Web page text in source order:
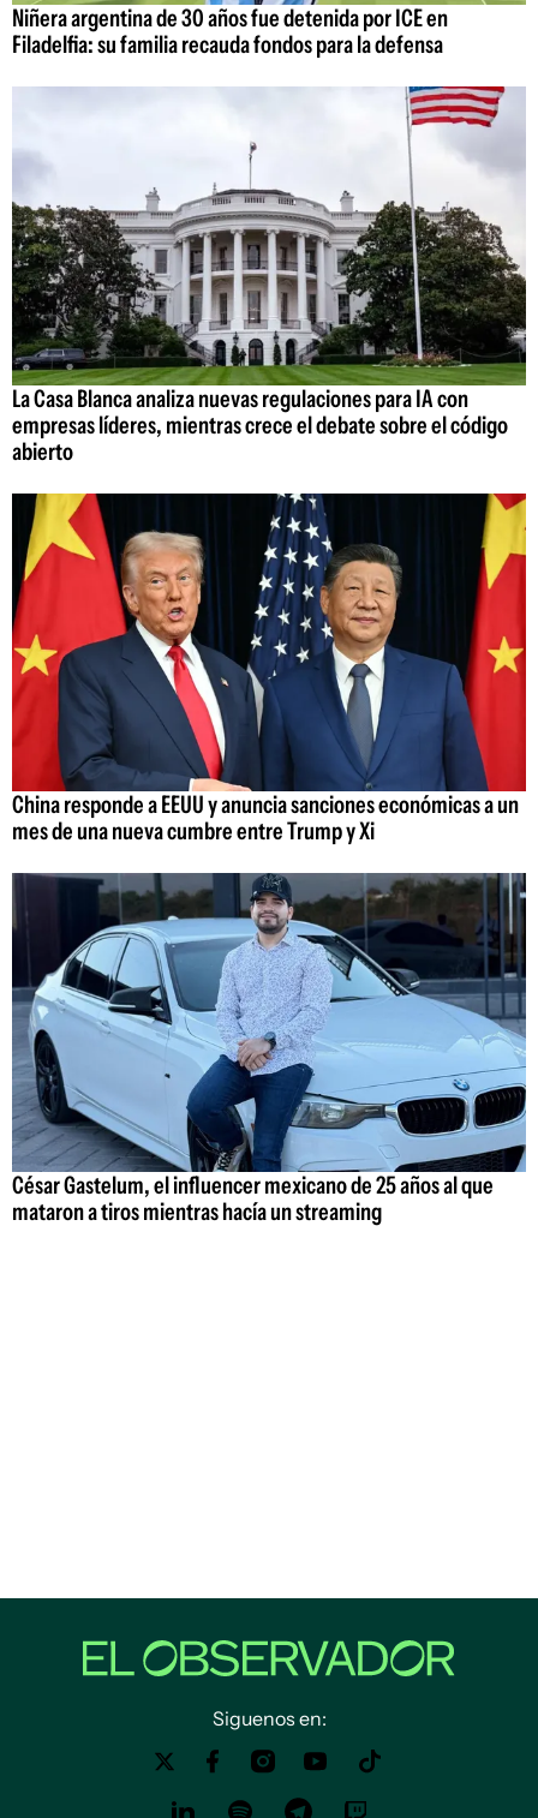
Niñera argentina de 30 años fue detenida por ICE en
Filadelfia: su familia recauda fondos para la defensa
La Casa Blanca analiza nuevas regulaciones para IA con
empresas líderes, mientras crece el debate sobre el código
abierto
China responde a EEUU y anuncia sanciones económicas a un
mes de una nueva cumbre entre Trump y Xi
César Gastelum, el influencer mexicano de 25 años al que
mataron a tiros mientras hacía un streaming
Siguenos en: